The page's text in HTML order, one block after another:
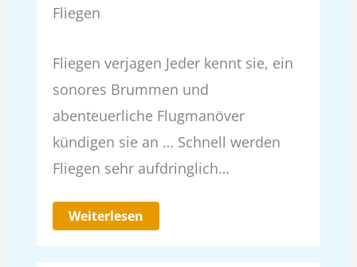
Fliegen
Fliegen verjagen Jeder kennt sie, ein
sonores Brummen und
abenteuerliche Flugmanöver
kündigen sie an … Schnell werden
Fliegen sehr aufdringlich…
Weiterlesen